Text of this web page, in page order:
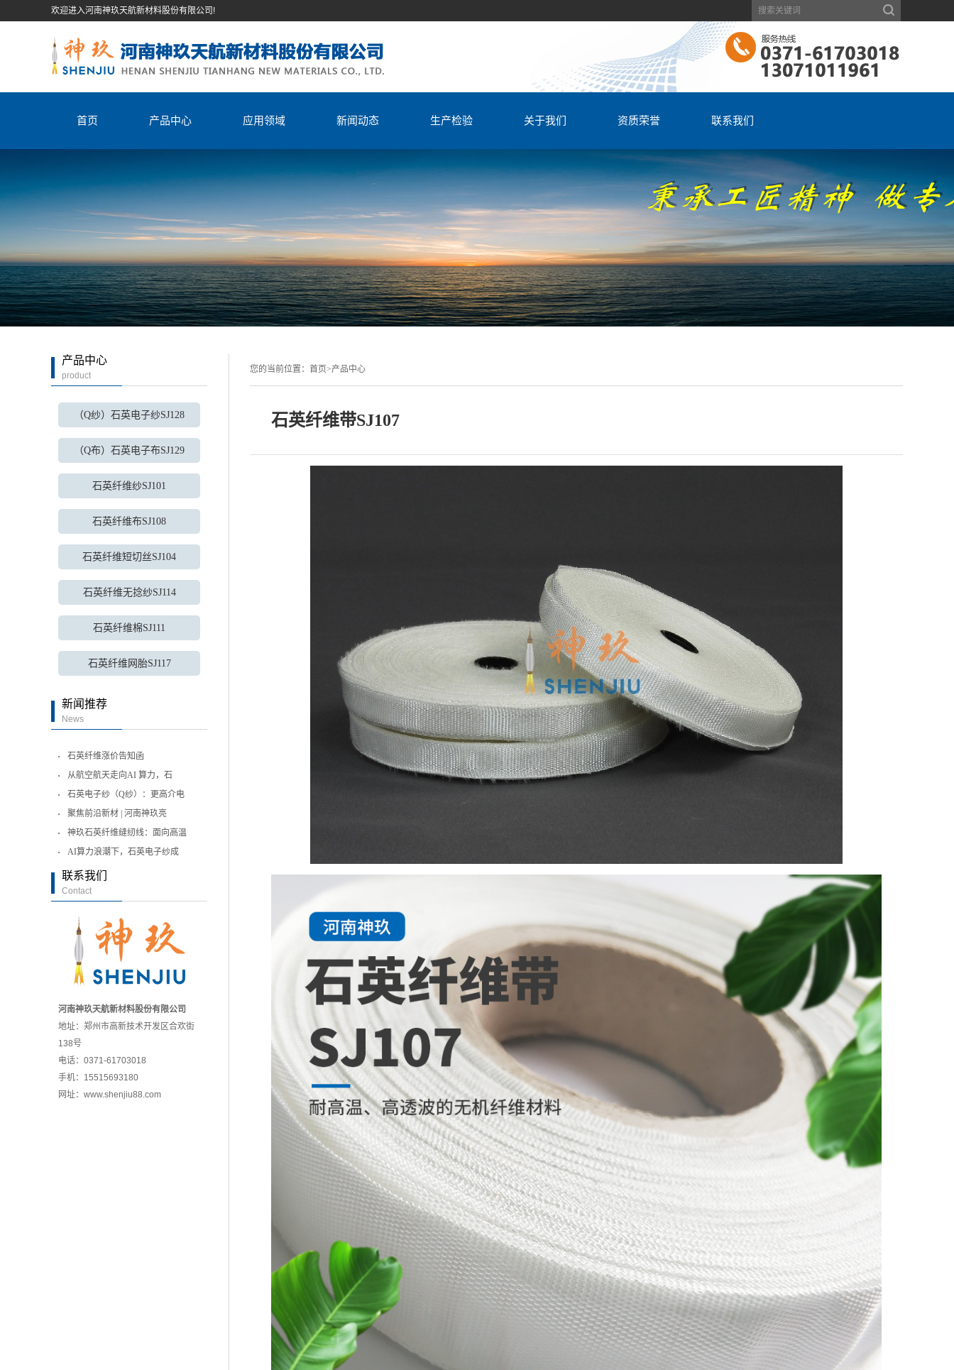
欢迎进入河南神玖天航新材料股份有限公司!
首页 产品中心
石英纤维织物
石英纤维棉
石英纤维缝纫线
石英纤维短切丝
应用领域 新闻动态 生产检验 关于我们 资质荣誉 联系我们
产品中心
product
（Q纱）石英电子纱SJ128
（Q布）石英电子布SJ129
石英纤维纱SJ101
石英纤维布SJ108
石英纤维短切丝SJ104
石英纤维无捻纱SJ114
石英纤维棉SJ111
石英纤维网胎SJ117
新闻推荐
News
石英纤维涨价告知函
从航空航天走向AI 算力，石
石英电子纱（Q纱）：更高介电
聚焦前沿新材 | 河南神玖亮
神玖石英纤维缝纫线：面向高温
AI算力浪潮下，石英电子纱成
联系我们
Contact
河南神玖天航新材料股份有限公司
地址：郑州市高新技术开发区合欢街
138号
电话：0371-61703018
手机：15515693180
网址： www.shenjiu88.com
您的当前位置： 首页>产品中心
石英纤维带SJ107